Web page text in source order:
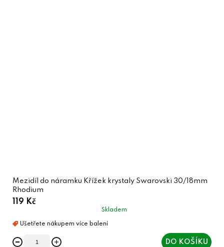
Mezidíl do náramku Křížek krystaly Swarovski 30/18mm
Rhodium
119 Kč
Skladem
DO KOŠÍKU